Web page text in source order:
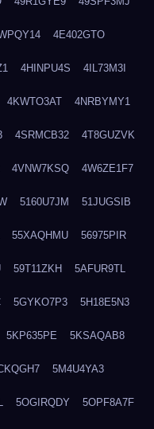
4E402GTO
4HINPU4S 4IL73M3I
4KWTO3AT 4NRBYMY1
4SRMCB32 4T8GUZVK
4VNW7KSQ 4W6ZE1F7
5160U7JM 51JUGSIB
55XAQHMU 56975PIR
59T11ZKH 5AFUR9TL
5GYKO7P3 5H18E5N3
5KP635PE 5KSAQAB8
5M4U4YA3
5OGIRQDY 5OPF8A7F